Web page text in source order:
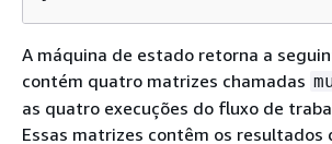
A máquina de estado retorna a
contém quatro matrizes chamadas
as quatro execuções do fluxo de
Essas matrizes contêm os resultados